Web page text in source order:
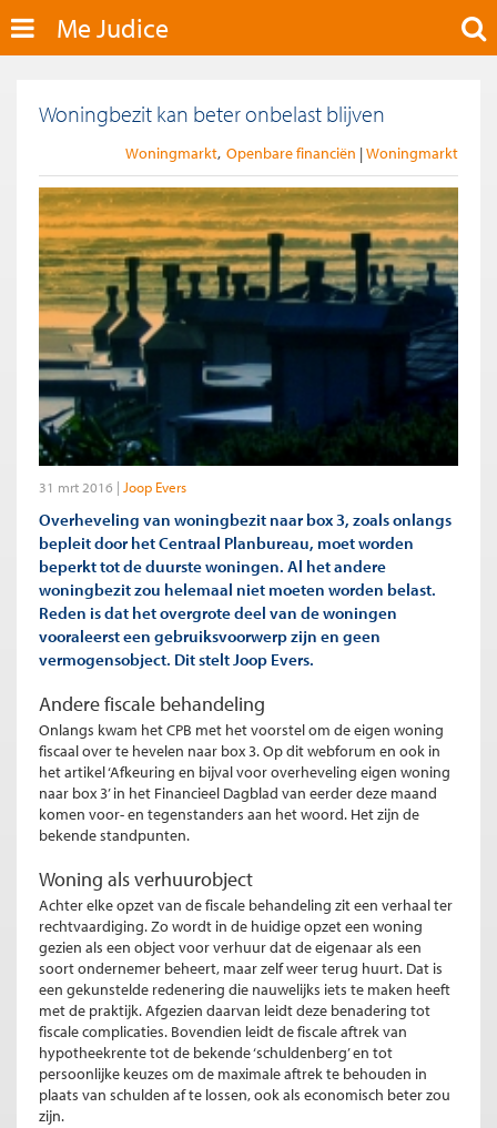
Me Judice
Woningbezit kan beter onbelast blijven
Woningmarkt Openbare financiën Woningmarkt
31 mrt 2016 Joop Evers
Overheveling van woningbezit naar box 3, zoals onlangs
bepleit door het Centraal Planbureau, moet worden
beperkt tot de duurste woningen. Al het andere
woningbezit zou helemaal niet moeten worden belast.
Reden is dat het overgrote deel van de woningen
vooraleerst een gebruiksvoorwerp zijn en geen
vermogensobject. Dit stelt Joop Evers.
Andere fiscale behandeling
Onlangs kwam het CPB met het voorstel om de eigen woning
fiscaal over te hevelen naar box 3. Op dit webforum en ook in
het artikel ‘Afkeuring en bijval voor overheveling eigen woning
naar box 3’ in het Financieel Dagblad van eerder deze maand
komen voor- en tegenstanders aan het woord. Het zijn de
bekende standpunten.
Woning als verhuurobject
Achter elke opzet van de fiscale behandeling zit een verhaal ter
rechtvaardiging. Zo wordt in de huidige opzet een woning
gezien als een object voor verhuur dat de eigenaar als een
soort ondernemer beheert, maar zelf weer terug huurt. Dat is
een gekunstelde redenering die nauwelijks iets te maken heeft
met de praktijk. Afgezien daarvan leidt deze benadering tot
fiscale complicaties. Bovendien leidt de fiscale aftrek van
hypotheekrente tot de bekende ‘schuldenberg’ en tot
persoonlijke keuzes om de maximale aftrek te behouden in
plaats van schulden af te lossen, ook als economisch beter zou
zijn.